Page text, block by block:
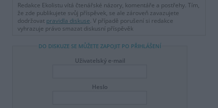
Redakce Ekolistu vítá čtenářské názory, komentáře a postřehy. Tím,
že zde publikujete svůj příspěvek, se ale zároveň zavazujete
dodržovat pravidla diskuse. V případě porušení si redakce
vyhrazuje právo smazat diskusní příspěvěk
DO DISKUZE SE MŮŽETE ZAPOJIT PO PŘIHLÁŠENÍ
Uživatelský e-mail
Heslo